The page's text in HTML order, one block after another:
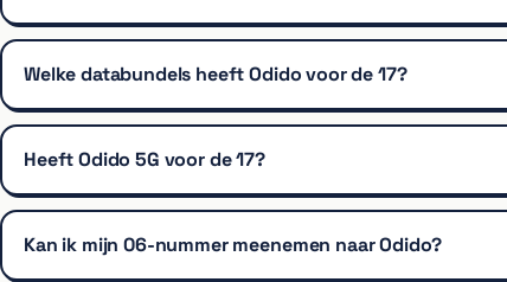
Welke databundels heeft Odido voor de 17?
Heeft Odido 5G voor de 17?
Kan ik mijn 06-nummer meenemen naar Odido?